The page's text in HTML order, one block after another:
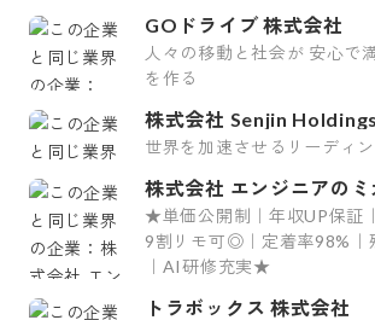
GOドライブ 株式会社
人々の移動と社会が 安心で
を作る
株式会社 Senjin Holdings
世界を加速させるリーディ
株式会社 エンジニアのミ
★単価公開制｜年収UP保証
9割リモ可◎｜定着率98%｜
｜AI研修充実★
トラボックス 株式会社